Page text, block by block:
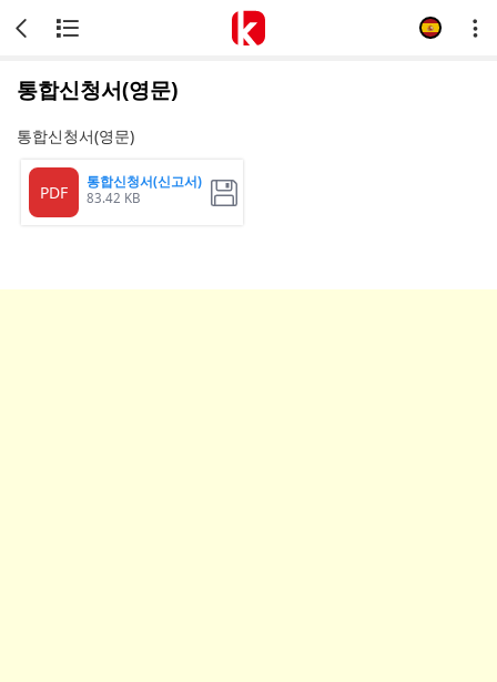
통합신청서(영문)
통합신청서(영문)
PDF
통합신청서(신고서)
83.42 KB